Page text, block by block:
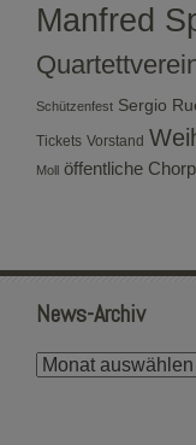
Manfred
Schützenfest Sergio
Tickets Vorstand
Moll öffentliche
News-Archiv
News-